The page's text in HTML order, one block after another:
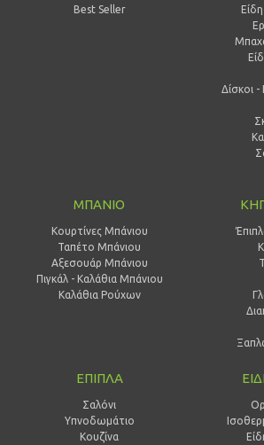
Best Seller
Δίσκοι
ΜΠΑΝΙΟ
Κουρτίνες Μπάνιου
Ταπέτο Μπάνιου
Αξεσουάρ Μπάνιου
Πιγκάλ - Καλάθια Μπάνιου
Καλάθια Ρούχων
ΕΠΙΠΛΑ
Σαλόνι
Υπνοδωμάτιο
Κουζίνα